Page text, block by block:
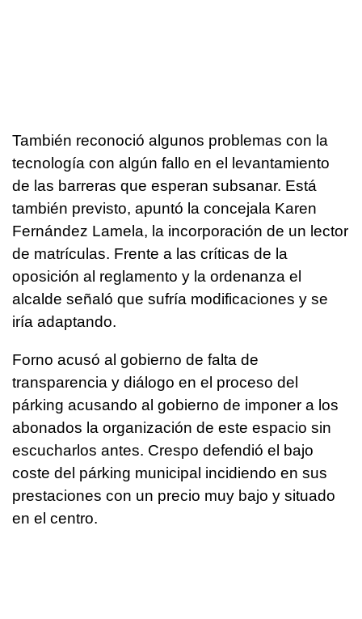
También reconoció algunos problemas con la
tecnología con algún fallo en el levantamiento
de las barreras que esperan subsanar. Está
también previsto, apuntó la concejala Karen
Fernández Lamela, la incorporación de un lector
de matrículas. Frente a las críticas de la
oposición al reglamento y la ordenanza el
alcalde señaló que sufría modificaciones y se
iría adaptando.
Forno acusó al gobierno de falta de
transparencia y diálogo en el proceso del
párking acusando al gobierno de imponer a los
abonados la organización de este espacio sin
escucharlos antes. Crespo defendió el bajo
coste del párking municipal incidiendo en sus
prestaciones con un precio muy bajo y situado
en el centro.